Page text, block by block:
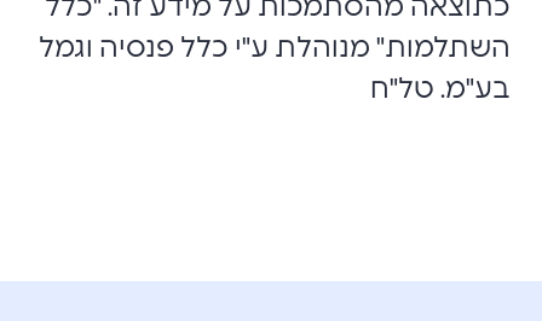
כתוצאה מהסתמכות על מידע זה. "כלל
השתלמות" מנוהלת ע"י כלל פנסיה וגמל
בע"מ. טל"ח